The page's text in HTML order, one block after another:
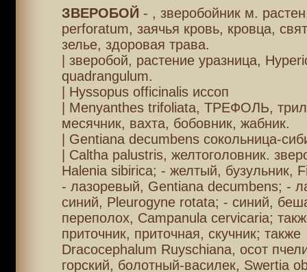
ЗВЕРОБОЙ - , зверобойник м.
perforatum, заячья кровь, кровца,
зелье, здоровая трава.
| зверобой, растение уразница,
quadrangulum.
| Hyssopus officinalis иссоп
| Menyanthes trifoliata, ТРЕФОЛЬ,
месячник, вахта, бобовник, жабник.
| Gentiana decumbens сокольница-
| Caltha palustris, желтоголовник.
Halenia sibirica; - желтый, бузульник,
- лазоревый, Gentiana decumbens; -
синий, Pleurogyne rotata; - синий,
переполох, Campanula cervicaria;
приточник, приточная, скучник; также
Dracocephalum Ruyschiana, осот
горский, болотный-василек, Swertia